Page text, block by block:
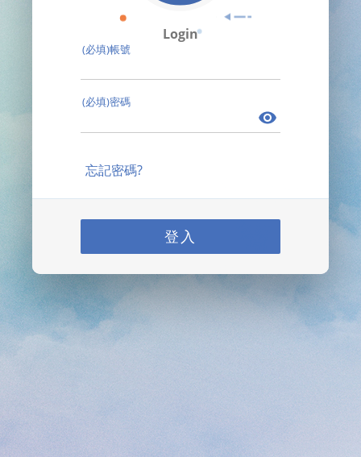
Login
(必填)帳號
(必填)密碼
忘記密碼?
登入